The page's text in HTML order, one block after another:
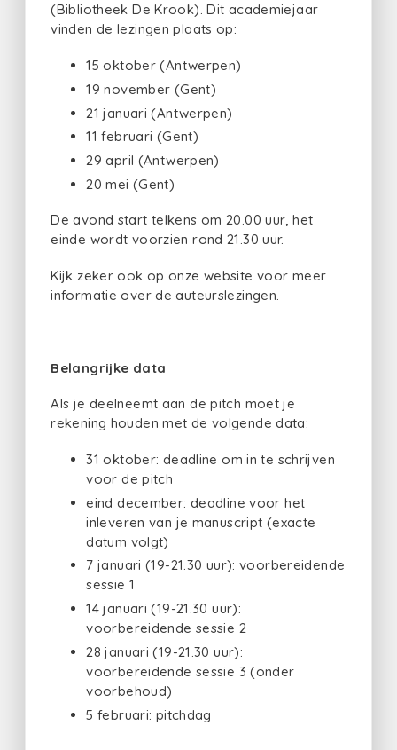
(Bibliotheek De Krook). Dit academiejaar
vinden de lezingen plaats op:
15 oktober (Antwerpen)
19 november (Gent)
21 januari (Antwerpen)
11 februari (Gent)
29 april (Antwerpen)
20 mei (Gent)
De avond start telkens om 20.00 uur, het
einde wordt voorzien rond 21.30 uur.
Kijk zeker ook op onze website voor meer
informatie over de auteurslezingen.
Belangrijke data
Als je deelneemt aan de pitch moet je
rekening houden met de volgende data:
31 oktober: deadline om in te schrijven
voor de pitch
eind december: deadline voor het
inleveren van je manuscript (exacte
datum volgt)
7 januari (19-21.30 uur): voorbereidende
sessie 1
14 januari (19-21.30 uur):
voorbereidende sessie 2
28 januari (19-21.30 uur):
voorbereidende sessie 3 (onder
voorbehoud)
5 februari: pitchdag